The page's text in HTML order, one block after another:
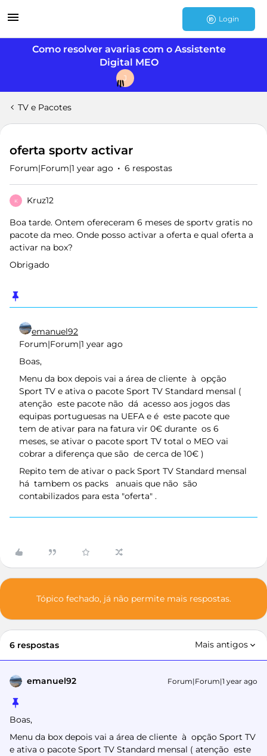
Login
Como resolver avarias com o Assistente
Digital MEO
J
TV e Pacotes
oferta sportv activar
Forum|Forum|1 year ago 6 respostas
K Kruz12
Boa tarde. Ontem ofereceram 6 meses de sportv gratis no
pacote da meo. Onde posso activar a oferta e qual oferta a
activar na box?
Obrigado
emanuel92
Forum|Forum|1 year ago
Boas,
Menu da box depois vai a área de cliente à opção
Sport TV e ativa o pacote Sport TV Standard mensal (
atenção este pacote não dá acesso aos jogos das
equipas portuguesas na UEFA e é este pacote que
tem de ativar para na fatura vir 0€ durante os 6
meses, se ativar o pacote sport TV total o MEO vai
cobrar a diferença que são de cerca de 10€ )
Repito tem de ativar o pack Sport TV Standard mensal
há tambem os packs anuais que não são
contabilizados para esta "oferta" .
Tópico fechado, já não permite mais respostas.
6 respostas Mais antigos
emanuel92 Forum|Forum|1 year ago
Boas,
Menu da box depois vai a área de cliente à opção Sport TV
e ativa o pacote Sport TV Standard mensal ( atenção este